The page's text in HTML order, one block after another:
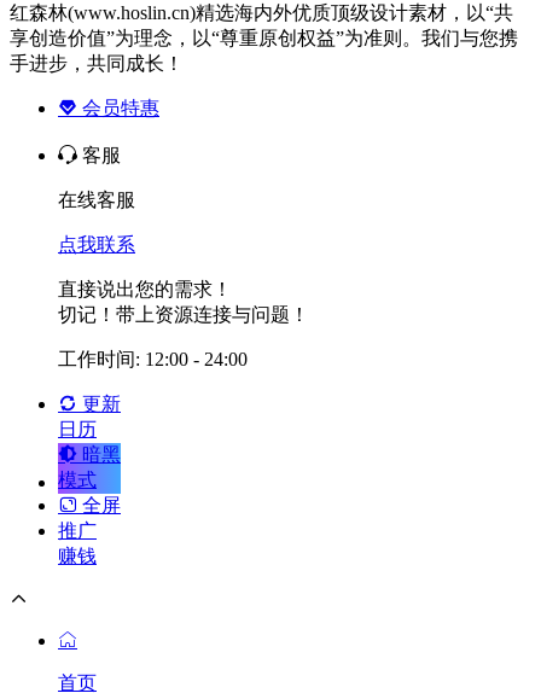
红森林(www.hoslin.cn)精选海内外优质顶级设计素材，以“共
享创造价值”为理念，以“尊重原创权益”为准则。我们与您携
手进步，共同成长！
会员特惠
客服
在线客服
点我联系
直接说出您的需求！
切记！带上资源连接与问题！
工作时间: 12:00 - 24:00
更新
日历
暗黑
模式
全屏
推广
赚钱
首页